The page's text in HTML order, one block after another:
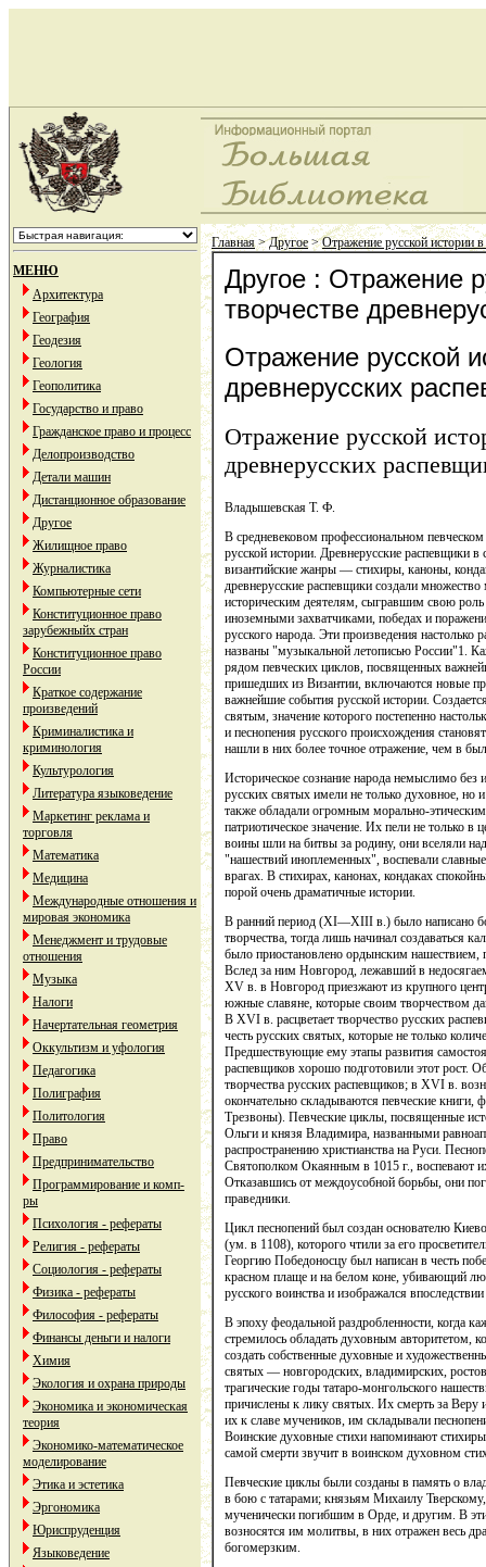
МЕНЮ
Архитектура
География
Геодезия
Геология
Геополитика
Государство и право
Гражданское право и процесс
Делопроизводство
Детали машин
Дистанционное образование
Другое
Жилищное право
Журналистика
Компьютерные сети
Конституционное право
зарубежныйх стран
Конституционное право
России
Краткое содержание
произведений
Криминалистика и
криминология
Культурология
Литература языковедение
Маркетинг реклама и
торговля
Математика
Медицина
Международные отношения и
мировая экономика
Менеджмент и трудовые
отношения
Музыка
Налоги
Начертательная геометрия
Оккультизм и уфология
Педагогика
Полиграфия
Политология
Право
Предпринимательство
Программирование и комп-
ры
Психология - рефераты
Религия - рефераты
Социология - рефераты
Физика - рефераты
Философия - рефераты
Финансы деньги и налоги
Химия
Экология и охрана природы
Экономика и экономическая
теория
Экономико-математическое
моделирование
Этика и эстетика
Эргономика
Юриспруденция
Языковедение
Главная>Другое>Отражение русской истории
Другое : Отражение
творчестве
Отражение русской
древнерусских
Отражение русской
древнерусских
Владышевская Т. Ф.
В средневековом профессиональном
русской истории. Древнерусские распевщики в
византийские жанры — стихиры, каноны,
древнерусские распевщики создали
историческим деятелям, сыгравшим свою
иноземными захватчиками, победах и
русского народа. Эти произведения
названы "музыкальной летописью России"1.
рядом певческих циклов, посвященных
пришедших из Византии, включаются новые
важнейшие события русской истории.
святым, значение которого постепенно
и песнопения русского происхождения
нашли в них более точное отражение, чем в
Историческое сознание народа немыслимо без
русских святых имели не только духовное, но
также обладали огромным морально-
патриотическое значение. Их пели не только в
воины шли на битвы за родину, они вселяли
"нашествий иноплеменных", воспевали
врагах. В стихирах, канонах, кондаках
порой очень драматичные истории.
В ранний период (XI—XIII в.) было написано
творчества, тогда лишь начинал создаваться
было приостановлено ордынским нашествием,
Вслед за ним Новгород, лежавший в
XV в. в Новгород приезжают из крупного
южные славяне, которые своим творчеством
В XVI в. расцветает творчество русских
честь русских святых, которые не только
Предшествующие ему этапы развития
распевщиков хорошо подготовили этот рост.
творчества русских распевщиков; в XVI в.
окончательно складываются певческие
Трезвоны). Певческие циклы, посвященные
Ольги и князя Владимира, названными
распространению христианства на Руси.
Святополком Окаянным в 1015 г., воспевают
Отказавшись от междоусобной борьбы, они
праведники.
Цикл песнопений был создан основателю
(ум. в 1108), которого чтили за его
Георгию Победоносцу был написан в честь
красном плаще и на белом коне, убивающий
русского воинства и изображался
В эпоху феодальной раздробленности, когда
стремилось обладать духовным авторитетом,
создать собственные духовные и
святых — новгородских, владимирских,
трагические годы татаро-монгольского
причислены к лику святых. Их смерть за Веру
их к славе мучеников, им складывали
Воинские духовные стихи напоминают
самой смерти звучит в воинском духовном
Певческие циклы были созданы в память о
в бою с татарами; князьям Михаилу
мученически погибшим в Орде, и другим. В
возносятся им молитвы, в них отражен весь
богомерзким.